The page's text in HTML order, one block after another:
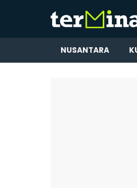
NUSANTARA